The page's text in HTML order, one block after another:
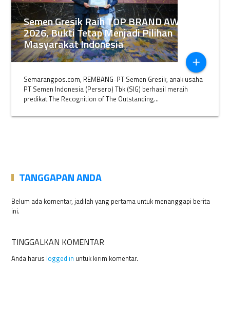
Semen Gresik Raih TOP BRAND AWARDS
2026, Bukti Tetap Menjadi Pilihan
Masyarakat Indonesia
add
Semarangpos.com, REMBANG-PT Semen Gresik, anak usaha
PT Semen Indonesia (Persero) Tbk (SIG) berhasil meraih
predikat The Recognition of The Outstanding...
TANGGAPAN ANDA
Belum ada komentar, jadilah yang pertama untuk menanggapi berita
ini.
TINGGALKAN KOMENTAR
Anda harus logged in untuk kirim komentar.